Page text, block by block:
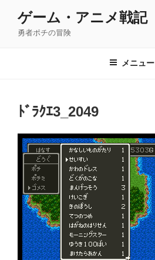
ゲーム・アニメ戦記
勇者ポチの冒険
メニュー
ﾄﾞﾗｸｴ3_2049